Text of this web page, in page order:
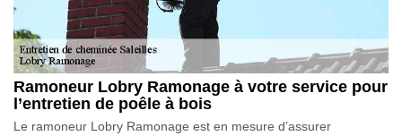
Ramoneur Lobry Ramonage à votre service pour
l’entretien de poêle à bois
Le ramoneur Lobry Ramonage est en mesure d’assurer